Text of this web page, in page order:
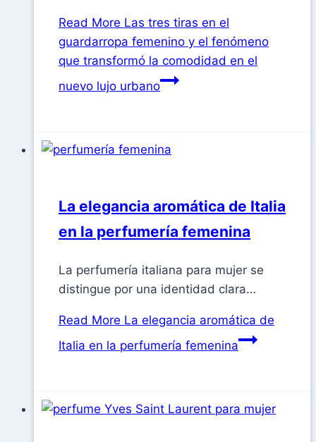
Read More Las tres tiras en el
guardarropa femenino y el fenómeno
que transformó la comodidad en el
nuevo lujo urbano
La elegancia aromática de Italia
en la perfumería femenina
La perfumería italiana para mujer se
distingue por una identidad clara…
Read More La elegancia aromática de
Italia en la perfumería femenina